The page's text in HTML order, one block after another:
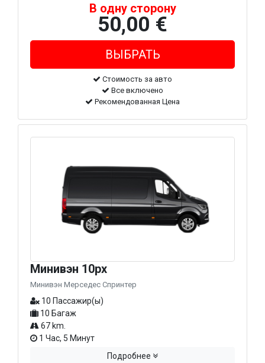
В одну сторону
50,00 €
Стоимость за авто
Все включено
Рекомендованная Цена
Минивэн 10px
Минивэн Мерседес Спринтер
10 Пассажир(ы)
10 Багаж
67 km.
1 Час, 5 Минут
Подробнее